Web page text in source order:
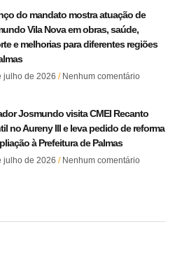
do mandato mostra atuação de
Vila Nova em obras, saúde,
e melhorias para diferentes regiões
julho de 2026 Nenhum comentário
Josmundo visita CMEI Recanto
no Aureny III e leva pedido de reforma
à Prefeitura de Palmas
julho de 2026 Nenhum comentário